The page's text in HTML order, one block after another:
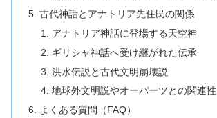
古代神話とアナトリア先住民の関係
アナトリア神話に登場する天空神
ギリシャ神話へ受け継がれた伝承
洪水伝説と古代文明崩壊説
地球外文明説やオーパーツとの関連性
よくある質問（FAQ）